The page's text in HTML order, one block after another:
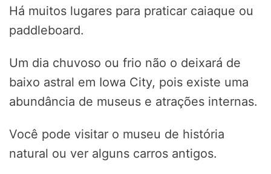
Há muitos lugares para praticar caiaque ou
paddleboard.
Um dia chuvoso ou frio não o deixará de
baixo astral em Iowa City, pois existe uma
abundância de museus e atrações internas.
Você pode visitar o museu de história
natural ou ver alguns carros antigos.